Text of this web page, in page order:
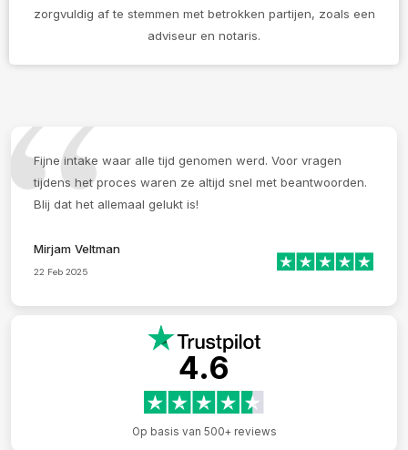
zorgvuldig af te stemmen met betrokken partijen, zoals een
adviseur en notaris.
Fijne intake waar alle tijd genomen werd. Voor vragen
tijdens het proces waren ze altijd snel met beantwoorden.
Blij dat het allemaal gelukt is!
Mirjam Veltman
22 Feb 2025
4.6
Op basis van 500+ reviews